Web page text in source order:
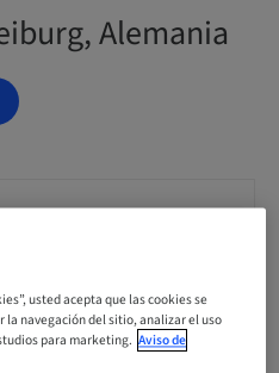
Alemania
usted acepta que las cookies se
navegación del sitio, analizar el uso
para marketing. Aviso de